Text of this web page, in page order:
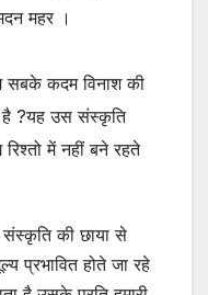
महर ।
सबके कदम विनाश की
है ?यह उस संस्कृति
में नहीं बने रहते
संस्कृति की छाया से
प्रभावित होते जा रहे